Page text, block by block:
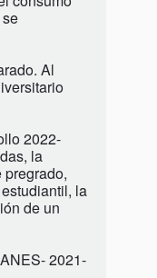
Al
2022-
la
la
de un
2021-